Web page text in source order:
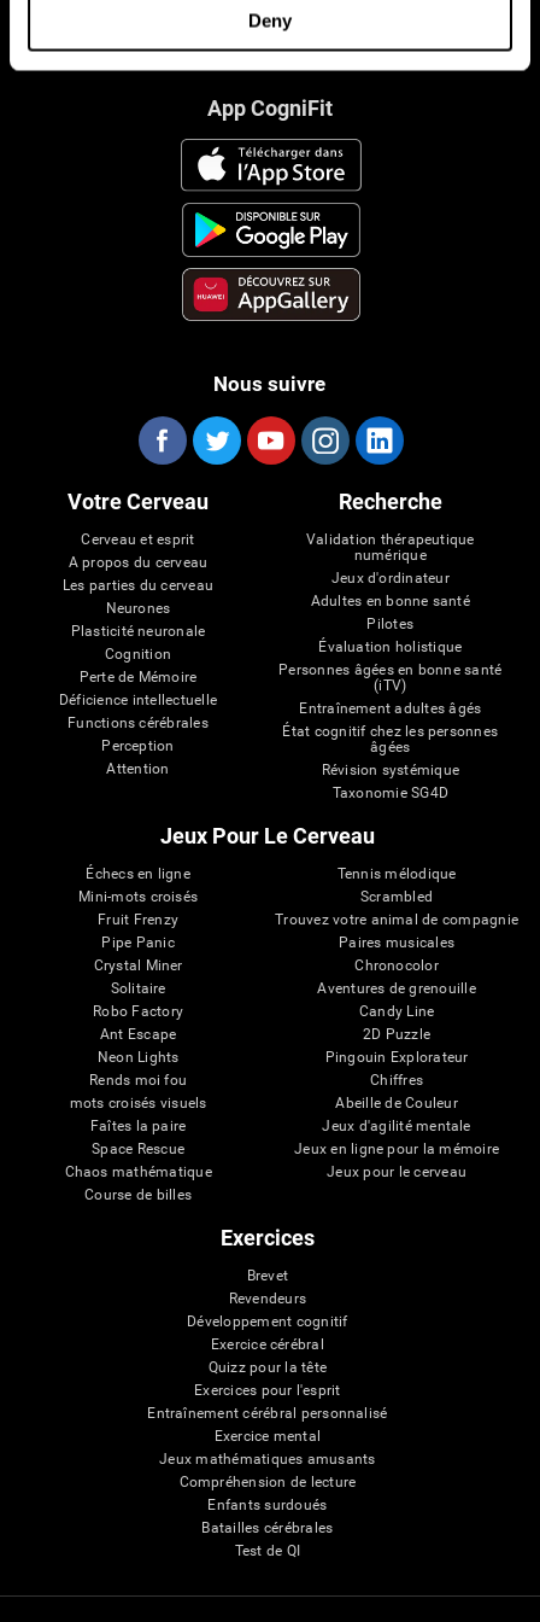
Deny
App CogniFit
Nous suivre
Votre Cerveau
Cerveau et esprit
A propos du cerveau
Les parties du cerveau
Neurones
Plasticité neuronale
Cognition
Perte de Mémoire
Déficience intellectuelle
Functions cérébrales
Perception
Attention
Recherche
Validation thérapeutique
numérique
Jeux d'ordinateur
Adultes en bonne santé
Pilotes
Évaluation holistique
Personnes âgées en bonne santé
(iTV)
Entraînement adultes âgés
État cognitif chez les personnes
âgées
Révision systémique
Taxonomie SG4D
Jeux Pour Le Cerveau
Échecs en ligne
Mini-mots croisés
Fruit Frenzy
Pipe Panic
Crystal Miner
Solitaire
Robo Factory
Ant Escape
Neon Lights
Rends moi fou
mots croisés visuels
Faîtes la paire
Space Rescue
Chaos mathématique
Course de billes
Tennis mélodique
Scrambled
Trouvez votre animal de compagnie
Paires musicales
Chronocolor
Aventures de grenouille
Candy Line
2D Puzzle
Pingouin Explorateur
Chiffres
Abeille de Couleur
Jeux d'agilité mentale
Jeux en ligne pour la mémoire
Jeux pour le cerveau
Exercices
Brevet
Revendeurs
Développement cognitif
Exercice cérébral
Quizz pour la tête
Exercices pour l'esprit
Entraînement cérébral personnalisé
Exercice mental
Jeux mathématiques amusants
Compréhension de lecture
Enfants surdoués
Batailles cérébrales
Test de QI